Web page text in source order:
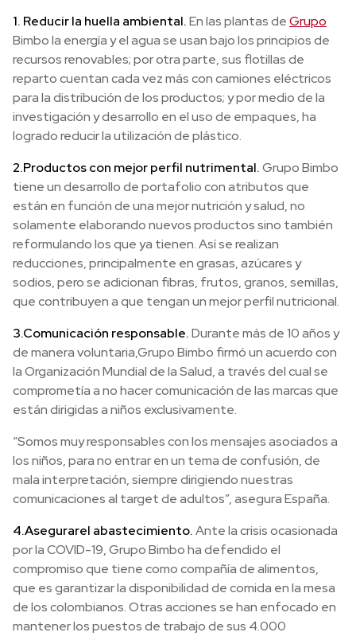
1. Reducir la huella ambiental.En las plantas deGrupo
Bimbo la energía y el agua se usan bajo los principios de
recursos renovables; por otra parte, sus flotillas de
reparto cuentan cada vez más con camiones eléctricos
para la distribución de los productos; y por medio de la
investigación y desarrollo en el uso de empaques, ha
logrado reducir la utilización de plástico.
2.Productos con mejor perfil nutrimental.Grupo Bimbo
tiene un desarrollo de portafolio con atributos que
están en función de una mejor nutrición y salud, no
solamente elaborando nuevos productos sino también
reformulando los que ya tienen. Así se realizan
reducciones, principalmente en grasas, azúcares y
sodios, pero se adicionan fibras, frutos, granos, semillas,
que contribuyen a que tengan un mejor perfil nutricional.
3.Comunicación responsable.Durante más de 10 años y
de manera voluntaria,Grupo Bimbo firmó un acuerdo con
la Organización Mundial de la Salud, a través del cual se
comprometía a no hacer comunicación de las marcas que
están dirigidas a niños exclusivamente.
“Somos muy responsables con los mensajes asociados a
los niños, para no entrar en un tema de confusión, de
mala interpretación, siempre dirigiendo nuestras
comunicaciones al target de adultos”, asegura España.
4.Asegurarel abastecimiento.Ante la crisis ocasionada
por la COVID-19, Grupo Bimbo ha defendido el
compromiso que tiene como compañía de alimentos,
que es garantizar la disponibilidad de comida en la mesa
de los colombianos. Otras acciones se han enfocado en
mantener los puestos de trabajo de sus 4.000